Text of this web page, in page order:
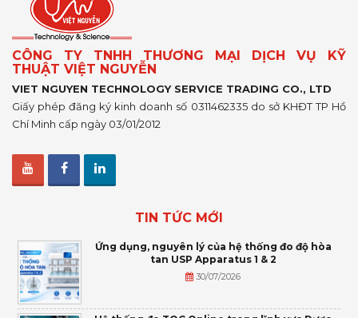
CÔNG TY TNHH THƯƠNG MẠI DỊCH VỤ KỸ
THUẬT VIỆT NGUYỄN
VIET NGUYEN TECHNOLOGY SERVICE TRADING CO., LTD
Giấy phép đăng ký kinh doanh số 0311462335 do sở KHĐT TP Hồ
Chí Minh cấp ngày 03/01/2012
TIN TỨC MỚI
Ứng dụng, nguyên lý của hệ thống đo độ hòa
tan USP Apparatus 1 & 2
30/07/2026